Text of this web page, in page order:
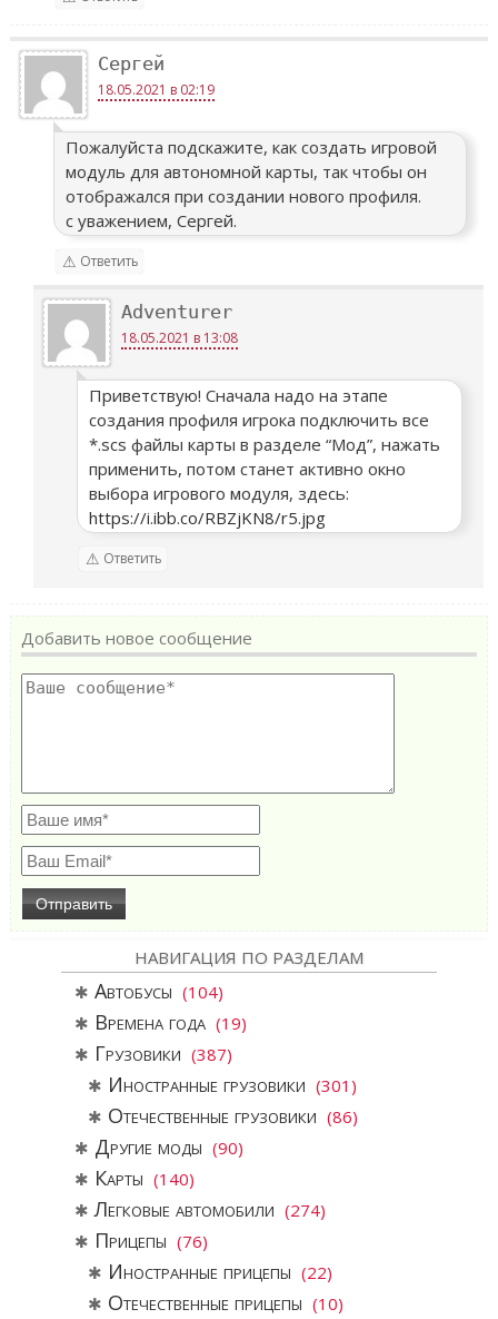
Сергей
18.05.2021 в 02:19
Пожалуйста подскажите, как создать игровой
модуль для автономной карты, так чтобы он
отображался при создании нового профиля.
с уважением, Сергей.
Ответить
Adventurer
18.05.2021 в 13:08
Приветствую! Сначала надо на этапе
создания профиля игрока подключить все
*.scs файлы карты в разделе “Мод”, нажать
применить, потом станет активно окно
выбора игрового модуля, здесь:
https://i.ibb.co/RBZjKN8/r5.jpg
Ответить
Добавить новое сообщение
НАВИГАЦИЯ ПО РАЗДЕЛАМ
Автобусы (104)
Времена года (19)
Грузовики (387)
Иностранные грузовики (301)
Отечественные грузовики (86)
Другие моды (90)
Карты (140)
Легковые автомобили (274)
Прицепы (76)
Иностранные прицепы (22)
Отечественные прицепы (10)